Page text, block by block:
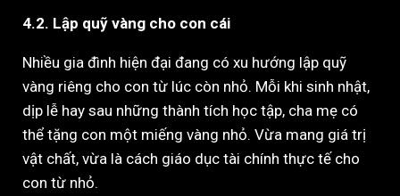
4.2. Lập quỹ vàng cho con cái
Nhiều gia đình hiện đại đang có xu hướng lập quỹ
vàng riêng cho con từ lúc còn nhỏ. Mỗi khi sinh nhật,
dịp lễ hay sau những thành tích học tập, cha mẹ có
thể tặng con một miếng vàng nhỏ. Vừa mang giá trị
vật chất, vừa là cách giáo dục tài chính thực tế cho
con từ nhỏ.